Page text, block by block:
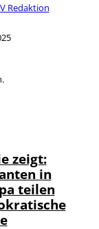
Redaktion
zeigt:
in
teilen